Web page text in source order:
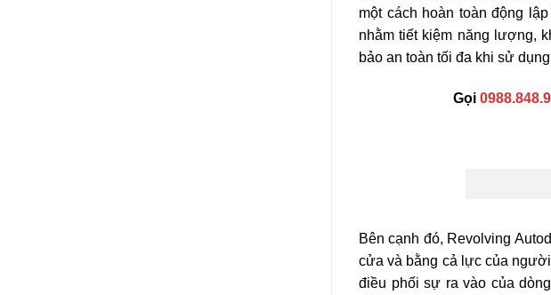
một cách hoàn toàn động
nhằm tiết kiệm năng lượng,
bảo an toàn tối đa khi sử
Gọi
Bên cạnh đó, Revolving
cửa và bằng cả lực của
điều phối sự ra vào của